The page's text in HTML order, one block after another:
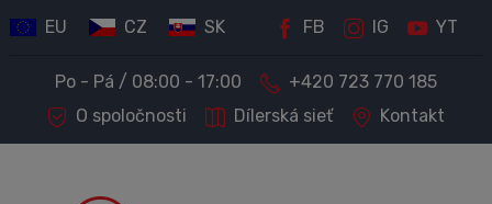
EU CZ SK
Po - Pá / 08:00 - 17:00
+420 723 770 185
O spoločnosti
Dílerská sieť Kontakt
FB IG YT